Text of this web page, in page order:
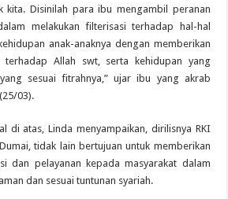
kita. Disinilah para ibu mengambil peranan
melakukan filterisasi terhadap hal-hal
anak-anaknya dengan memberikan
terhadap Allah swt, serta kehidupan yang
sesuai fitrahnya,” ujar ibu yang akrab
03).
di atas, Linda menyampaikan, dirilisnya RKI
tidak lain bertujuan untuk memberikan
dan pelayanan kepada masyarakat dalam
dan sesuai tuntunan syariah.